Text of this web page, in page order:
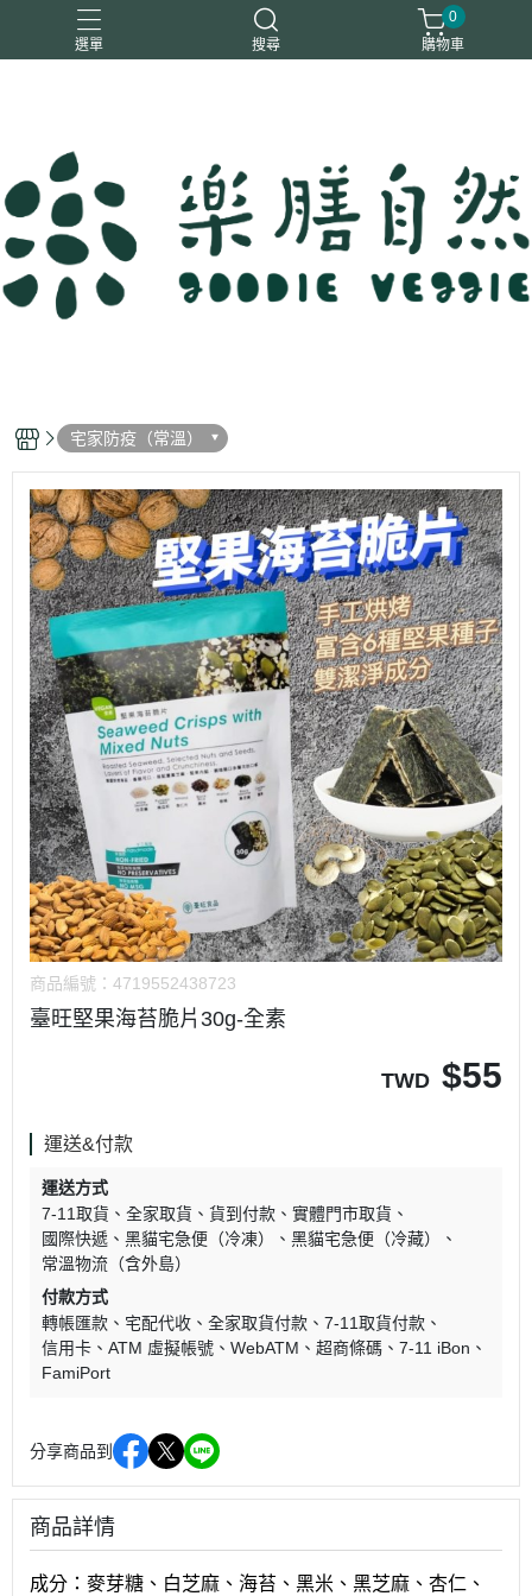
選單 搜尋
一樂鶴
0
購物車
宅家防疫（常溫）
商品編號： 4719552438723
臺旺堅果海苔脆片30g-全素
TWD $55
運送&付款
運送方式
7-11取貨
全家取貨 貨到付款
實體門市取貨
國際快遞
黑貓宅急便（冷凍）
黑貓宅急便（冷藏）
常溫物流（含外島）
付款方式
轉帳匯款
宅配代收 全家取貨付款
7-11取貨付款
信用卡
ATM 虛擬帳號 WebATM 超商條碼
7-11 iBon
FamiPort
分享商品到
商品詳情
成分：麥芽糖、白芝麻、海苔、黑米、黑芝麻、杏仁、